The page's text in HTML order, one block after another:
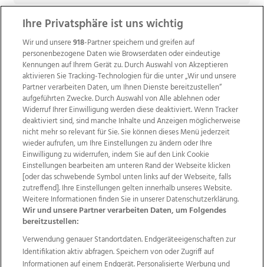
Wir über uns Mediadaten Kontakt
Jobs
Datenschutz
Impressum
AGB Anzeigekunden
AGB Website
Ehrenkodex Politische Werbung
Weitere Angebote des Medienhauses Wimmer
TV1 di-mog-i.at OÖNow
Ischler Woche
Ihre Privatsphäre ist uns wichtig
Wir und unsere918-Partner speichern und greifen auf
personenbezogene Daten wie Browserdaten oder eindeutige
Kennungen auf Ihrem Gerät zu. Durch Auswahl von Akzeptieren
aktivieren Sie Tracking-Technologien für die unter „Wir und unsere
Partner verarbeiten Daten, um Ihnen Dienste bereitzustellen“
aufgeführten Zwecke. Durch Auswahl von Alle ablehnen oder
Widerruf Ihrer Einwilligung werden diese deaktiviert. Wenn Tracker
deaktiviert sind, sind manche Inhalte und Anzeigen möglicherweise
nicht mehr so relevant für Sie. Sie können dieses Menü jederzeit
wieder aufrufen, um Ihre Einstellungen zu ändern oder Ihre
Einwilligung zu widerrufen, indem Sie auf den Link Cookie
Einstellungen bearbeiten am unteren Rand der Webseite klicken
[oder das schwebende Symbol unten links auf der Webseite, falls
zutreffend]. Ihre Einstellungen gelten innerhalb unseres Website.
Weitere Informationen finden Sie in unserer Datenschutzerklärung.
Wir und unsere Partner verarbeiten Daten, um Folgendes
bereitzustellen:
Verwendung genauer Standortdaten. Endgeräteeigenschaften zur
Identifikation aktiv abfragen. Speichern von oder Zugriff auf
Informationen auf einem Endgerät. Personalisierte Werbung und